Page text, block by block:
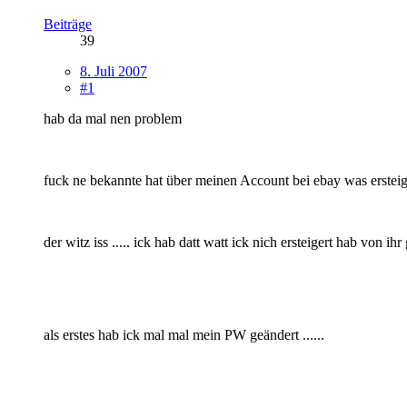
Beiträge
39
8. Juli 2007
#1
hab da mal nen problem
fuck ne bekannte hat über meinen Account bei ebay was
der witz iss ..... ick hab datt watt ick nich ersteigert hab von ihr
als erstes hab ick mal mal mein PW geändert ......